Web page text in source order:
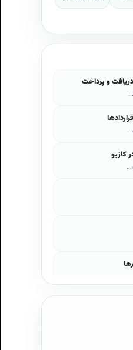
و پرداخت
کازيو